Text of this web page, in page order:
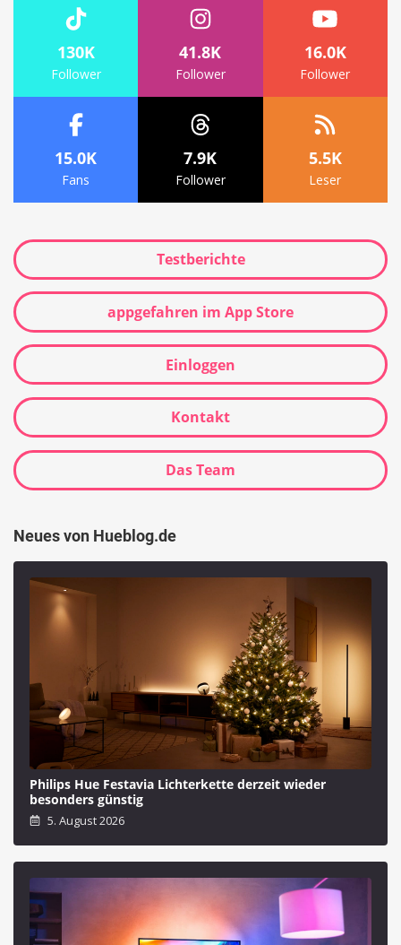
130K
Follower
41.8K
Follower
16.0K
Follower
15.0K
Fans
7.9K
Follower
5.5K
Leser
Testberichte
appgefahren im App Store
Einloggen
Kontakt
Das Team
Neues von Hueblog.de
Philips Hue Festavia Lichterkette derzeit wieder
besonders günstig
5. August 2026